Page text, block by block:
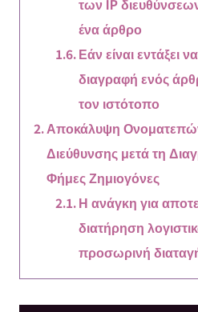
των IP
ένα άρθρο
Εάν είναι εντάξει
διαγραφή ενός
τον ιστότοπο
Αποκάλυψη
Διεύθυνσης μετά τη
Φήμες Ζημιογόνες
Η ανάγκη για
διατήρηση
προσωρινή